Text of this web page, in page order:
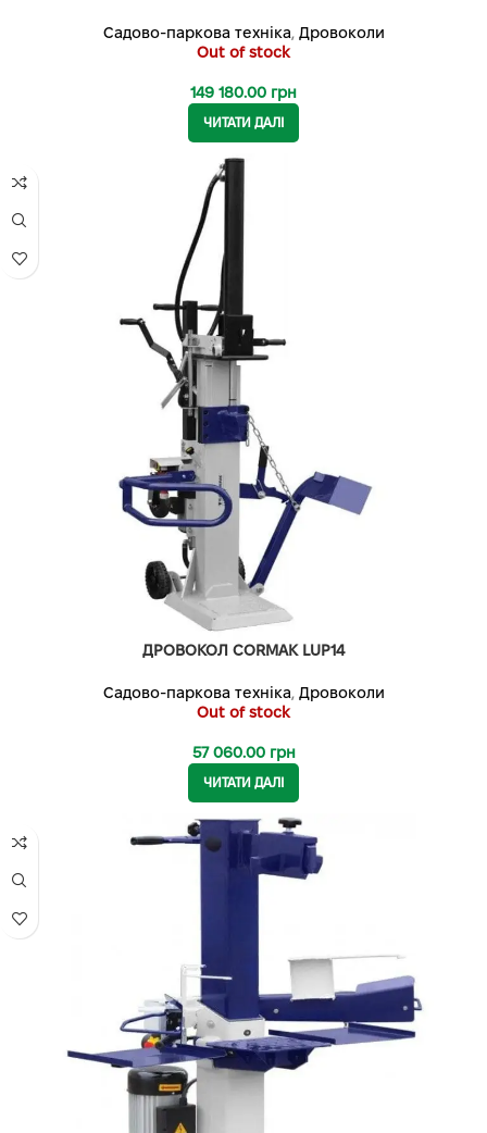
Садово-паркова техніка, Дровоколи
Out of stock
149 180.00 грн
ЧИТАТИ ДАЛІ
ДРОВОКОЛ CORMAK LUP14
Садово-паркова техніка, Дровоколи
Out of stock
57 060.00 грн
ЧИТАТИ ДАЛІ